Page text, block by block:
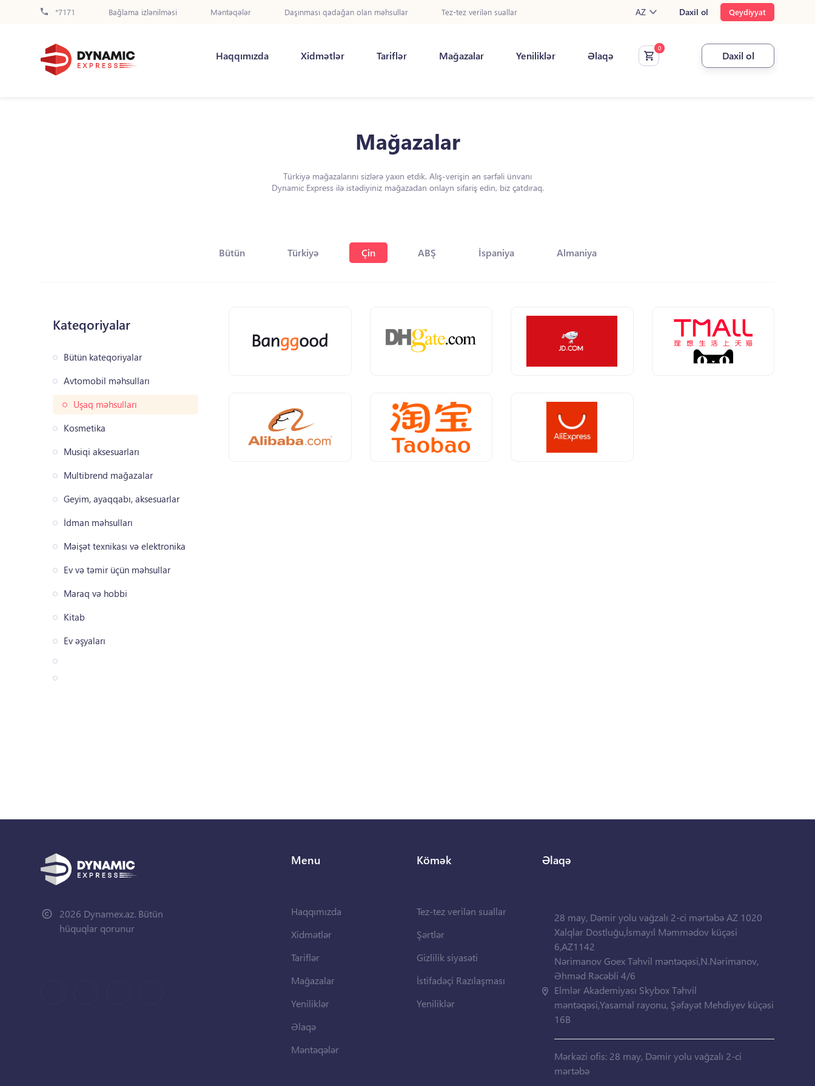
*7171 Bağlama izlənilməsi Məntəqələr Daşınması qadağan olan məhsullar Tez-tez verilən suallar AZ Daxil ol Qeydiyyat
Haqqımızda Xidmətlər Tariflər Mağazalar Yeniliklər Əlaqə Daxil ol
Mağazalar
Türkiyə mağazalarını sizlərə yaxın etdik. Alış-verişin ən sərfəli ünvanı
Dynamic Express ilə istədiyiniz mağazadan onlayn sifariş edin, biz çatdıraq.
Bütün Türkiyə Çin ABŞ İspaniya Almaniya
Kateqoriyalar
Bütün kateqoriyalar
Avtomobil məhsulları
Uşaq məhsulları
Kosmetika
Musiqi aksesuarları
Multibrend mağazalar
Geyim, ayaqqabı, aksesuarlar
İdman məhsulları
Məişət texnikası və elektronika
Ev və təmir üçün məhsullar
Maraq və hobbi
Kitab
Ev əşyaları
2026 Dynamex.az. Bütün
hüquqlar qorunur
Menu
Haqqımızda
Xidmətlər
Tariflər
Mağazalar
Yeniliklər
Əlaqə
Məntəqələr
Kömək
Tez-tez verilən suallar
Şərtlər
Gizlilik siyasəti
İstifadəçi Razılaşması
Yeniliklər
Əlaqə
28 may, Dəmir yolu vağzalı 2-ci mərtəbə AZ 1020
Xalqlar Dostluğu,İsmayıl Məmmədov küçəsi
6,AZ1142
Nərimanov Goex Təhvil məntəqəsi,N.Nərimanov,
Əhməd Rəcəbli 4/6
Elmlər Akademiyası Skybox Təhvil
məntəqəsi,Yasamal rayonu, Şəfayət Mehdiyev küçəsi
16B
Mərkəzi ofis: 28 may, Dəmir yolu vağzalı 2-ci
mərtəbə